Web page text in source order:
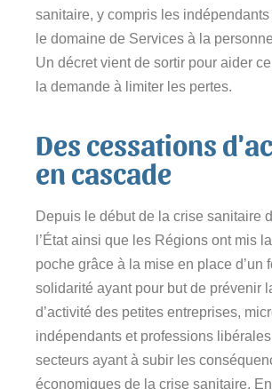
sanitaire, y compris les
le domaine de Services à la
Un décret vient de sortir pour aider
la demande à limiter les pertes.
Des cessations
en cascade
Depuis le début de la crise sanitaire
l’État ainsi que les Régions ont mis
poche grâce à la mise en place d’un
solidarité ayant pour but de prévenir
d’activité des petites entreprises,
indépendants et professions
secteurs ayant à subir les
économiques de la crise sanitaire.